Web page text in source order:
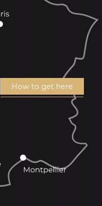
How to get here